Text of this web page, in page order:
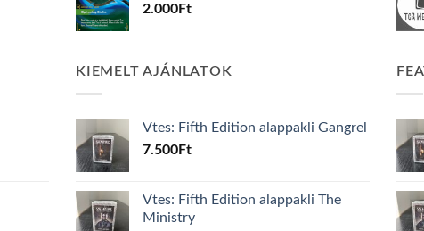
2.000Ft
KIEMELT AJÁNLATOK
Vtes: Fifth Edition alappakli Gangrel
7.500Ft
Vtes: Fifth Edition alappakli The
Ministry